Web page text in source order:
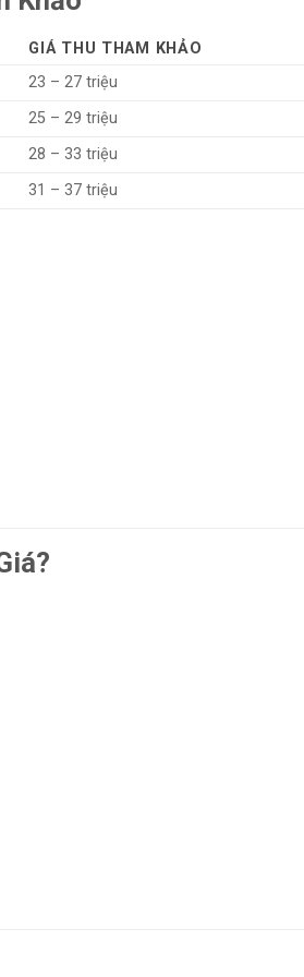
GIÁ THU THAM KHẢO
23 – 27 triệu
25 – 29 triệu
28 – 33 triệu
31 – 37 triệu